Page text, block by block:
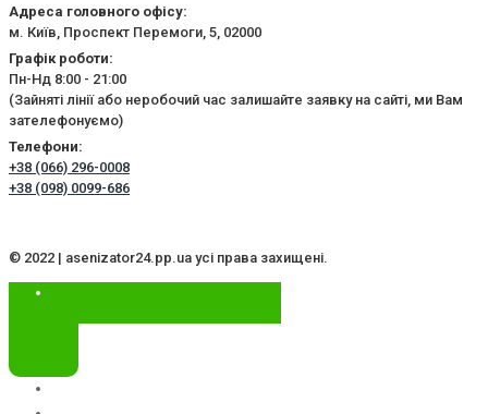
Адреса головного офісу:
м. Київ, Проспект Перемоги, 5, 02000
Графік роботи:
Пн-Нд 8:00 - 21:00
(Зайняті лінії або неробочий час залишайте заявку на сайті, ми Вам
зателефонуємо)
Телефони:
+38 (066) 296-0008
+38 (098) 0099-686
© 2022 | asenizator24.pp.ua усі права захищені.